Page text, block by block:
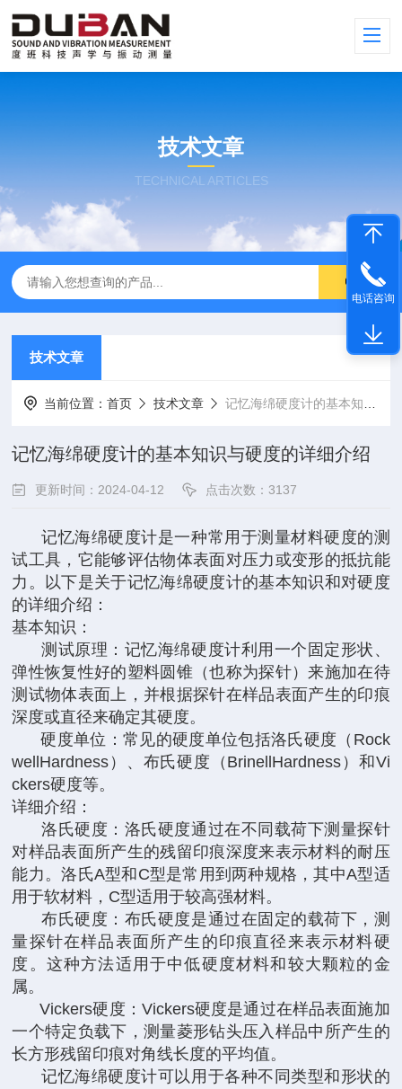
技术文章
TECHNICAL ARTICLES
技术文章
当前位置：首页 技术文章 记忆海绵硬度计的基本知识与硬度的详细介绍
记忆海绵硬度计的基本知识与硬度的详细介绍
更新时间：2024-04-12 点击次数：3137
记忆海绵硬度计是一种常用于测量材料硬度的测
试工具，它能够评估物体表面对压力或变形的抵抗能
力。以下是关于记忆海绵硬度计的基本知识和对硬度
的详细介绍：
基本知识：
测试原理：记忆海绵硬度计利用一个固定形状、
弹性恢复性好的塑料圆锥（也称为探针）来施加在待
测试物体表面上，并根据探针在样品表面产生的印痕
深度或直径来确定其硬度。
硬度单位：常见的硬度单位包括洛氏硬度（Rock
wellHardness）、布氏硬度（BrinellHardness）和Vi
ckers硬度等。
详细介绍：
洛氏硬度：洛氏硬度通过在不同载荷下测量探针
对样品表面所产生的残留印痕深度来表示材料的耐压
能力。洛氏A型和C型是常用到两种规格，其中A型适
用于软材料，C型适用于较高强材料。
布氏硬度：布氏硬度是通过在固定的载荷下，测
量探针在样品表面所产生的印痕直径来表示材料硬
度。这种方法适用于中低硬度材料和较大颗粒的金
属。
Vickers硬度：Vickers硬度是通过在样品表面施加
一个特定负载下，测量菱形钻头压入样品中所产生的
长方形残留印痕对角线长度的平均值。
记忆海绵硬度计可以用于各种不同类型和形状的
电话咨询